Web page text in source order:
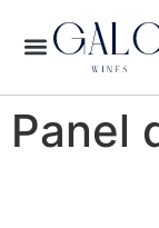
Panel